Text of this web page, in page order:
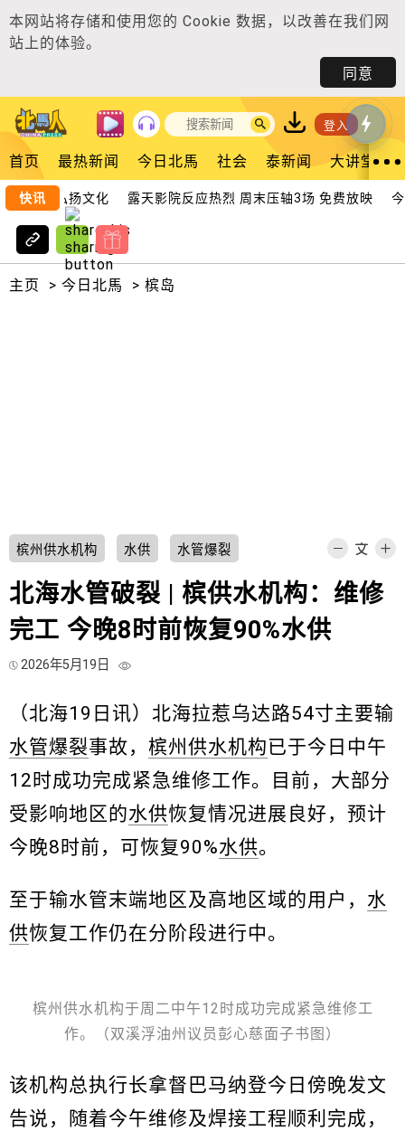
本网站将存储和使用您的 Cookie 数据，以改善在我们网
站上的体验。
同意
登入
首页 最热新闻 今日北馬 社会 泰新闻 大讲堂
快讯
支持弘扬文化 露天影院反应热烈 周末压轴3场 免费放映 今
主页 > 今日北馬 > 槟岛
槟州供水机构 水供 水管爆裂
北海水管破裂 | 槟供水机构：维修
完工 今晚8时前恢复90%水供
2026年5月19日
（北海19日讯）北海拉惹乌达路54寸主要输
水管爆裂事故， 槟州供水机构已于今日中午
12时成功完成紧急维修工作。目前，大部分
受影响地区的水供恢复情况进展良好，预计
今晚8时前，可恢复90%水供。
至于输水管末端地区及高地区域的用户， 水
供恢复工作仍在分阶段进行中。
槟州供水机构于周二中午12时成功完成紧急维修工
作。（双溪浮油州议员彭心慈面子书图）
该机构总执行长拿督巴马纳登今日傍晚发文
告说，随着今午维修及焊接工程顺利完成，